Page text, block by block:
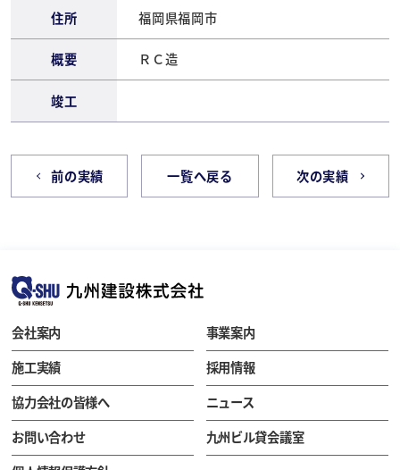
住所 福岡県福岡市
概要 ＲＣ造
竣工
前の実績 一覧へ戻る 次の実績
会社案内
事業案内
施工実績
採用情報
協力会社の皆様へ
ニュース
お問い合わせ
九州ビル貸会議室